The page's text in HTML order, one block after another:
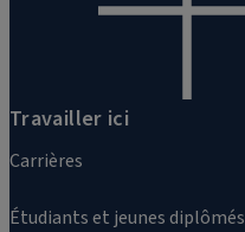
Travailler ici
Carrières
Étudiants et jeunes diplômés